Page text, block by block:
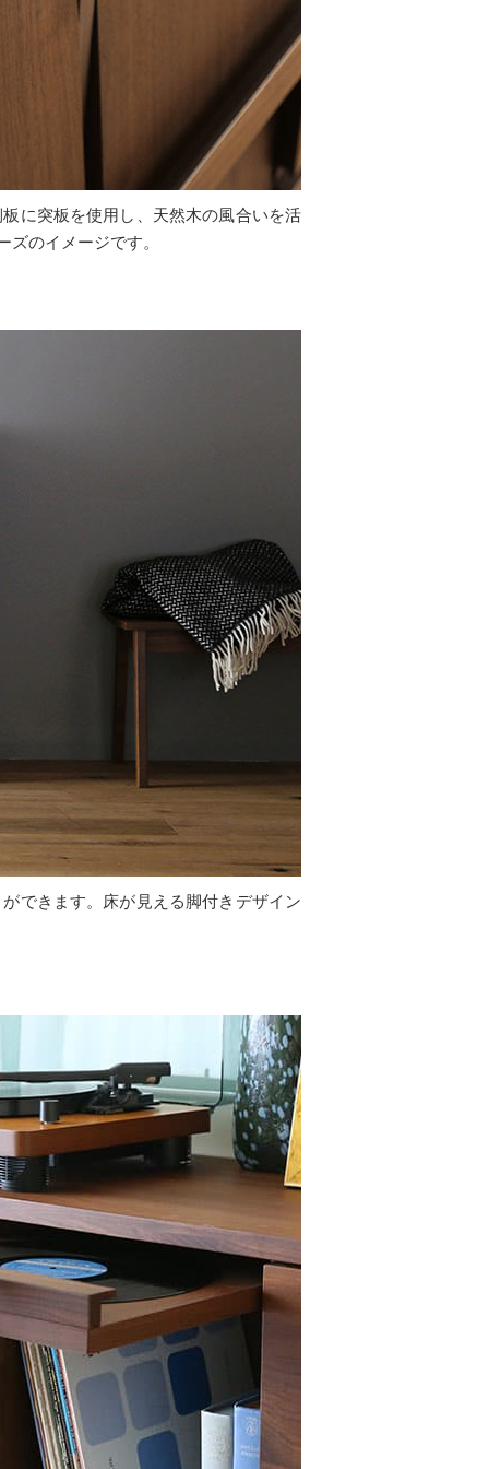
に突板を使用し、天然木の風合いを活
のイメージです。
できます。床が見える脚付きデザイン